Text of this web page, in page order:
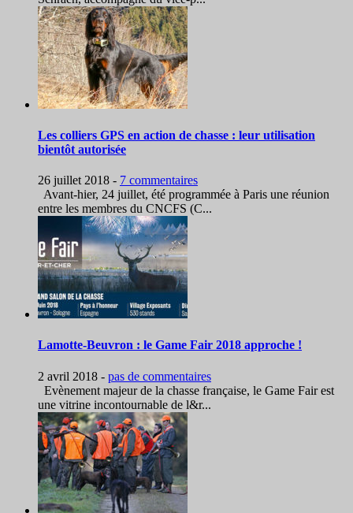
Les colliers GPS en action de chasse : leur utilisation
bientôt autorisée
26 juillet 2018 - 7 commentaires
Avant-hier, 24 juillet, été programmée à Paris une réunion
entre les membres du CNCFS (C...
Lamotte-Beuvron : le Game Fair 2018 approche !
2 avril 2018 - pas de commentaires
Evènement majeur de la chasse française, le Game Fair est
une vitrine incontournable de l&r...